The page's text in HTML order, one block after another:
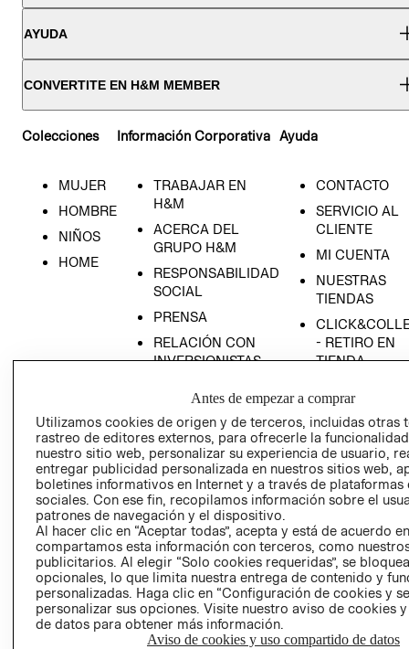
AYUDA
CONVERTITE EN H&M MEMBER
Colecciones
MUJER
HOMBRE
NIÑOS
HOME
Información Corporativa
TRABAJAR EN
H&M
ACERCA DEL
GRUPO H&M
RESPONSABILIDAD
SOCIAL
PRENSA
RELACIÓN CON
INVERSIONISTAS
EMPRESARIAL
Ayuda
CONTACTO
SERVICIO AL
CLIENTE
MI CUENTA
NUESTRAS
TIENDAS
- RETIRO EN
TIENDA
CONDICIONES
AVISO DE
PRIVACIDAD
GIFT CARD
AVISO DE
Antes de empezar a comprar
Utilizamos cookies de origen y de terceros, incluidas otras
rastreo de editores externos, para ofrecerle la
nuestro sitio web, personalizar su experiencia de usuario,
entregar publicidad personalizada en nuestros sitios web,
boletines informativos en Internet y a través de plataformas
sociales. Con ese fin, recopilamos información sobre el
patrones de navegación y el dispositivo.
Al hacer clic en “Aceptar todas”, acepta y está de acuerdo
compartamos esta información con terceros, como
publicitarios. Al elegir “Solo cookies requeridas”, se
opcionales, lo que limita nuestra entrega de contenido y
personalizadas. Haga clic en “Configuración de cookies y
personalizar sus opciones. Visite nuestro aviso de cookies
de datos para obtener más información.
Aviso de cookies y uso compartido de datos